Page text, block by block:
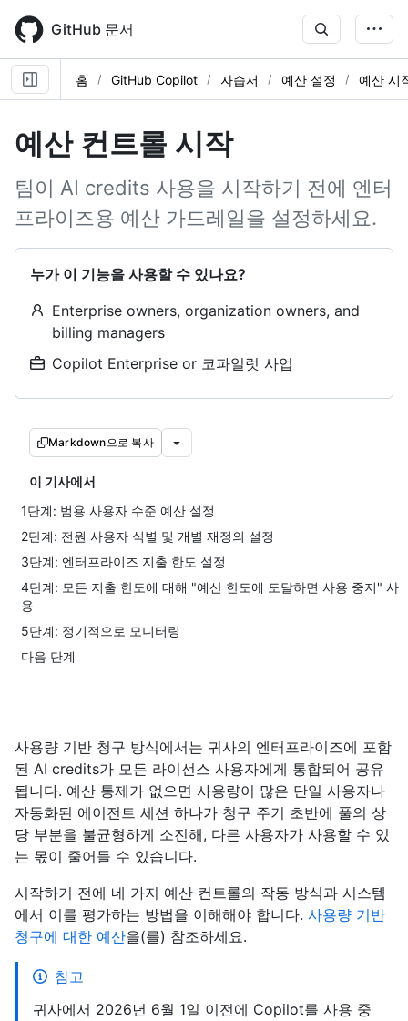
main
content
GitHub 문서
홈 GitHub Copilot 자습서 예산 설정 예산 시
예산 컨트롤 시작
팀이 AI credits 사용을 시작하기 전에 엔터
프라이즈용 예산 가드레일을 설정하세요.
누가 이 기능을 사용할 수 있나요?
Enterprise owners, organization owners, and
billing managers
Copilot Enterprise or 코파일럿 사업
Markdown으로 복사
이 기사에서
1단계: 범용 사용자 수준 예산 설정
2단계: 전원 사용자 식별 및 개별 재정의 설정
3단계: 엔터프라이즈 지출 한도 설정
4단계: 모든 지출 한도에 대해 "예산 한도에 도달하면 사용 중지" 사
용
5단계: 정기적으로 모니터링
다음 단계
사용량 기반 청구 방식에서는 귀사의 엔터프라이즈에 포함
된 AI credits가 모든 라이선스 사용자에게 통합되어 공유
됩니다. 예산 통제가 없으면 사용량이 많은 단일 사용자나
자동화된 에이전트 세션 하나가 청구 주기 초반에 풀의 상
당 부분을 불균형하게 소진해, 다른 사용자가 사용할 수 있
는 몫이 줄어들 수 있습니다.
시작하기 전에 네 가지 예산 컨트롤의 작동 방식과 시스템
에서 이를 평가하는 방법을 이해해야 합니다. 사용량 기반
청구에 대한 예산을(를) 참조하세요.
참고
귀사에서 2026년 6월 1일 이전에 Copilot를 사용 중